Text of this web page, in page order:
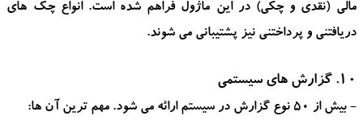
مالی (نقدی و چکی) در این ماژول فراهم شده است. انواع چک های
دریافتنی و پرداختنی نیز پشتیبانی می شوند.
10. گزارش های سیستمی
- بیش از ۵۰ نوع گزارش در سیستم ارائه می شود. مهم ترین آن ها: